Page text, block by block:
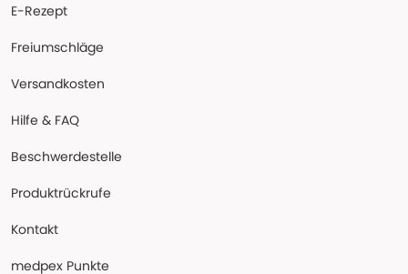
E-Rezept
Freiumschläge
Versandkosten
Hilfe & FAQ
Beschwerdestelle
Produktrückrufe
Kontakt
medpex Punkte